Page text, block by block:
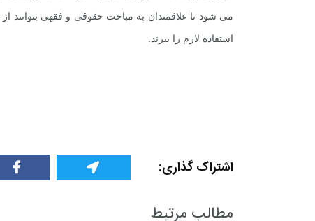
می شود تا علاقمندان به مباحث حقوقی و فقهی بتوانند
استفاده لازم را ببرند.
اشتراک گذاری:
مطالب مرتبط